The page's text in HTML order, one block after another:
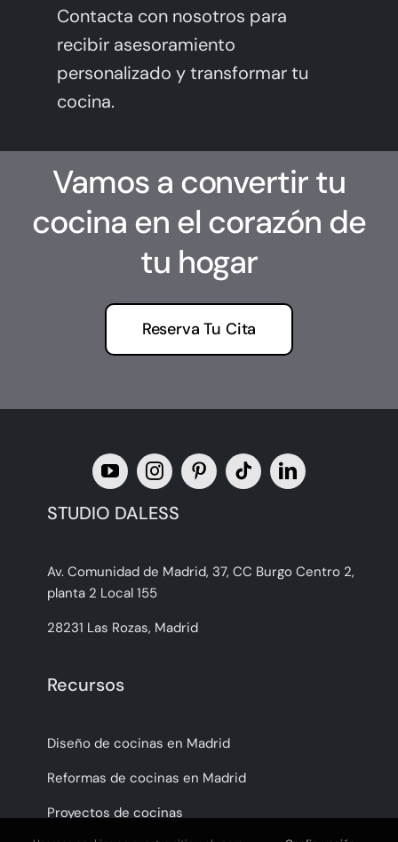
Contacta con nosotros para
recibir asesoramiento
personalizado y transformar tu
cocina.
Vamos a convertir tu
cocina en el corazón de
tu hogar
Reserva Tu Cita
STUDIO DALESS
Av. Comunidad de Madrid, 37, CC Burgo Centro 2,
planta 2 Local 155
28231 Las Rozas, Madrid
Recursos
Diseño de cocinas en Madrid
Reformas de cocinas en Madrid
Proyectos de cocinas